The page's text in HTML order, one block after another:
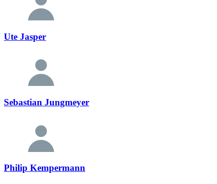
Ute Jasper
Sebastian Jungmeyer
Philip Kempermann